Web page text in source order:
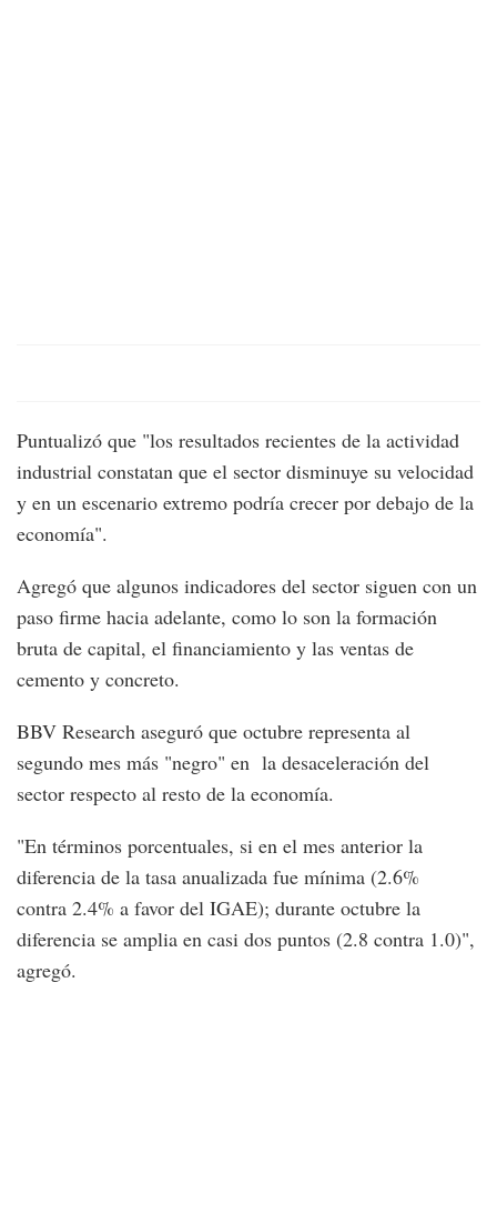
Puntualizó que "los resultados recientes de la actividad
industrial constatan que el sector disminuye su velocidad
y en un escenario extremo podría crecer por debajo de la
economía".
Agregó que algunos indicadores del sector siguen con un
paso firme hacia adelante, como lo son la formación
bruta de capital, el financiamiento y las ventas de
cemento y concreto.
BBV Research aseguró que octubre representa al
segundo mes más "negro" en la desaceleración del
sector respecto al resto de la economía.
"En términos porcentuales, si en el mes anterior la
diferencia de la tasa anualizada fue mínima (2.6%
contra 2.4% a favor del IGAE); durante octubre la
diferencia se amplia en casi dos puntos (2.8 contra 1.0)",
agregó.